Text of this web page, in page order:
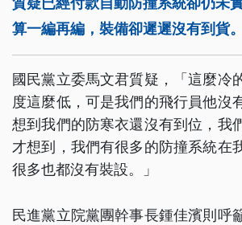
算一編再編，裝備卻遲遲沒有到貨。
國民黨立委馬文君質疑，「這麼冷
度這麼低，可是我們的飛行員他沒
想到我們的防寒衣還沒有到位，我
才想到，我們有很多的防撞系統在
很多也都沒有裝設。」
民進黨立院黨團幹事長鍾佳濱則呼